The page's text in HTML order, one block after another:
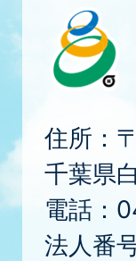
住所：
千葉県
電話：
法人番